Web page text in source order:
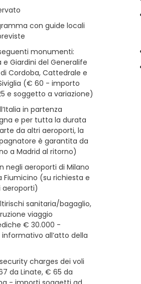
con guide locali
monumenti:
e Giardini del Generalife
Cordoba, Cattedrale e
(€ 60 - importo
e soggetto a variazione)
in partenza
e per tutta la durata
da altri aeroporti, la
è garantita da
a Madrid al ritorno)
negli aeroporti di Milano
Fiumicino (su richiesta e
sanitaria/bagaglio,
viaggio
€ 30.000 -
all’atto della
charges dei voli
da Linate, € 65 da